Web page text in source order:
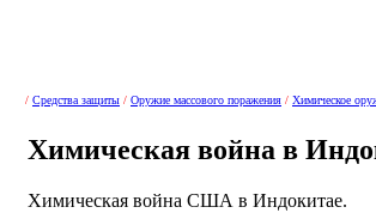
/ Средства защиты / Оружие массового поражения / Химическое
Химическая война в
Химическая война США в Индокитае.